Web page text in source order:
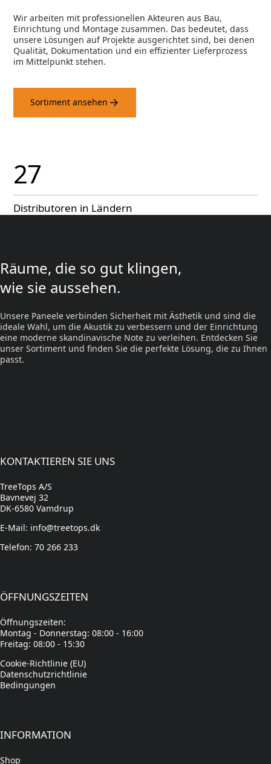
Wir arbeiten mit professionellen Akteuren aus Bau,
Einrichtung und Montage zusammen. Das bedeutet, dass
unsere Lösungen auf Projekte ausgerichtet sind, bei denen
Qualität, Dokumentation und ein effizienter Lieferprozess
im Mittelpunkt stehen.
Sortiment ansehen
27
Distributoren in Ländern
Räume, die so gut klingen,
wie sie aussehen.
Unsere Paneele verbinden Sicherheit mit Ästhetik und sind die
ideale Wahl, um die Akustik zu verbessern und der Einrichtung
eine moderne skandinavische Note zu verleihen. Entdecken Sie
unser Sortiment und finden Sie die perfekte Lösung, die zu Ihnen
passt.
KONTAKTIEREN SIE UNS
TreeTops A/S
Bavnevej 32
DK-6580 Vamdrup
E-Mail: info@treetops.dk
Telefon: 70 266 233
ÖFFNUNGSZEITEN
Öffnungszeiten:
Montag - Donnerstag: 08:00 - 16:00
Freitag: 08:00 - 15:30
Cookie-Richtlinie (EU)
Datenschutzrichtlinie
Bedingungen
INFORMATION
Shop